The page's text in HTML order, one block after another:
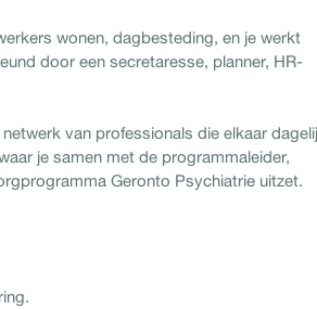
wonen, dagbesteding, en je werkt
door een secretaresse, planner, HR-
van professionals die elkaar
je samen met de programmaleider,
Geronto Psychiatrie uitzet.